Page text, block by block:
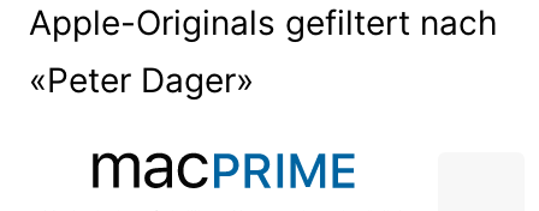
Apple-Originals gefiltert nach
«Peter Dager»